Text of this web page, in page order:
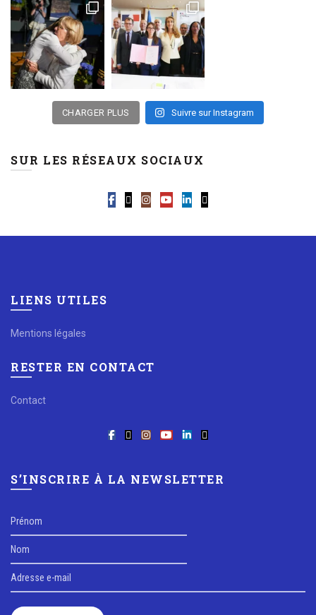
CHARGER PLUS Suivre sur Instagram
SUR LES RÉSEAUX SOCIAUX
LIENS UTILES
Mentions légales
RESTER EN CONTACT
Contact
S’INSCRIRE À LA NEWSLETTER